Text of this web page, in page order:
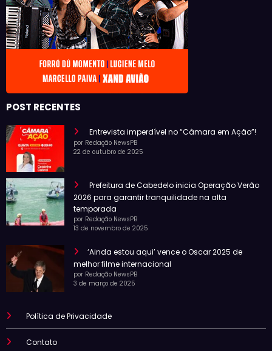
POST RECENTES
Entrevista imperdível no “Câmara em Ação”!
por Redação NewsPB
22 de outubro de 2025
Prefeitura de Cabedelo inicia Operação Verão
2026 para garantir tranquilidade na alta
temporada
por Redação NewsPB
13 de novembro de 2025
‘Ainda estou aqui’ vence o Oscar 2025 de
melhor filme internacional
por Redação NewsPB
3 de março de 2025
Política de Privacidade
Contato